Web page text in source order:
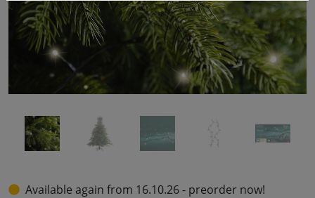
Available again from 16.10.26 - preorder now!